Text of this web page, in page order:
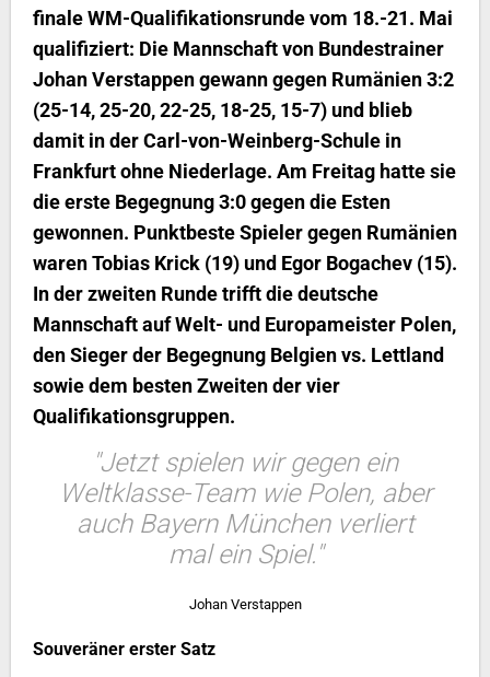
finale WM-Qualifikationsrunde vom 18.-21. Mai
qualifiziert: Die Mannschaft von Bundestrainer
Johan Verstappen gewann gegen Rumänien 3:2
(25-14, 25-20, 22-25, 18-25, 15-7) und blieb
damit in der Carl-von-Weinberg-Schule in
Frankfurt ohne Niederlage. Am Freitag hatte sie
die erste Begegnung 3:0 gegen die Esten
gewonnen. Punktbeste Spieler gegen Rumänien
waren Tobias Krick (19) und Egor Bogachev (15).
In der zweiten Runde trifft die deutsche
Mannschaft auf Welt- und Europameister Polen,
den Sieger der Begegnung Belgien vs. Lettland
sowie dem besten Zweiten der vier
Qualifikationsgruppen.
"Jetzt spielen wir gegen ein
Weltklasse-Team wie Polen, aber
auch Bayern München verliert
mal ein Spiel."
Johan Verstappen
Souveräner erster Satz